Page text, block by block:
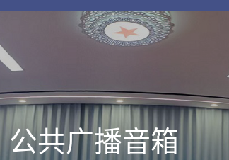
公共广播音箱